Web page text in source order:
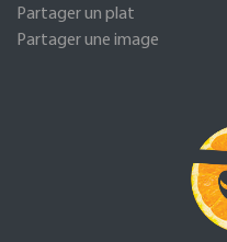
Partager un plat
Partager une image